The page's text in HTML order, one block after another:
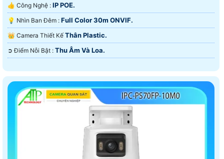
👍 Công Nghệ : IP POE.
💡 Nhìn Ban Đêm : Full Color 30m ONVIF.
👑 Camera Thiết Kế Thân Plastic.
️➲ Điểm Nỗi Bật : Thu Âm Và Loa.